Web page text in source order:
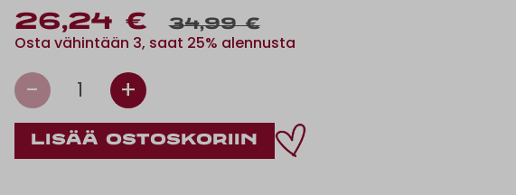
26,24 € 34,99 €
Osta vähintään 3, saat 25% alennusta
- 1 +